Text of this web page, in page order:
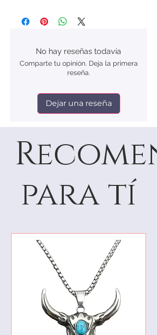
No hay reseñas todavía
Comparte tu opinión. Deja la primera
reseña.
Dejar una reseña
para tí